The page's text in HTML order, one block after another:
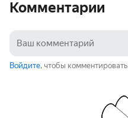
Комментарии
Войдите, чтобы комментировать